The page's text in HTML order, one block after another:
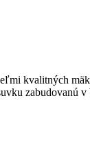
kvalitných
zabudovanú v